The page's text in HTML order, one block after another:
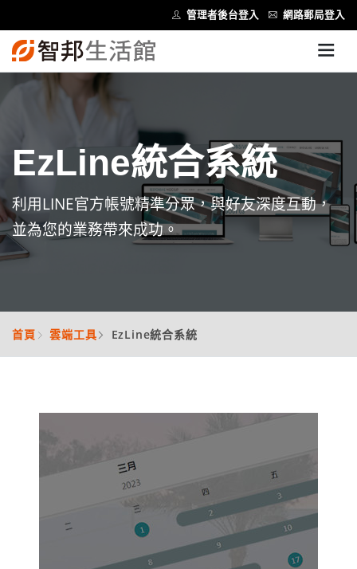
管理者後台登入 網路郵局登入
EzLine統合系統
利用LINE官方帳號精準分眾，與好友深度互動，
並為您的業務帶來成功。
首頁 雲端工具 EzLine統合系統